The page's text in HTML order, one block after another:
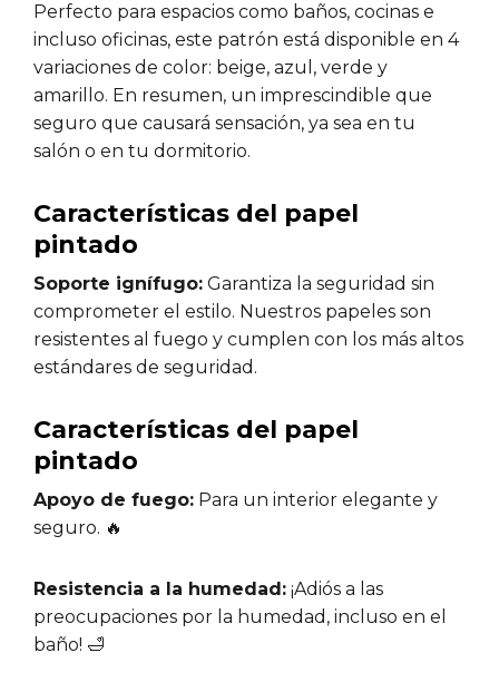
Perfecto para espacios como baños, cocinas e
incluso oficinas, este patrón está disponible en 4
variaciones de color: beige, azul, verde y
amarillo. En resumen, un imprescindible que
seguro que causará sensación, ya sea en tu
salón o en tu dormitorio.
Características del papel
pintado
Soporte ignífugo: Garantiza la seguridad sin
comprometer el estilo. Nuestros papeles son
resistentes al fuego y cumplen con los más altos
estándares de seguridad.
Características del papel
pintado
Apoyo de fuego: Para un interior elegante y
seguro. 🔥
Resistencia a la humedad: ¡Adiós a las
preocupaciones por la humedad, incluso en el
baño! 🛁